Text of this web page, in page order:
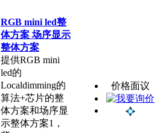
RGB mini led整
体方案 场序显示
整体方案
提供RGB mini
led的
Localdimming的
算法+芯片的整
体方案和场序显
示整体方案1，
价格面议